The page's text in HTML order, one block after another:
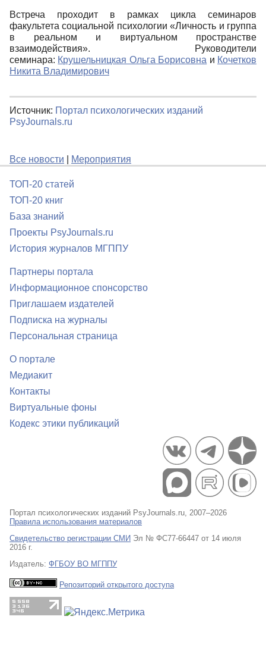
Встреча проходит в рамках цикла семинаров
факультета социальной психологии «Личность и группа
в реальном и виртуальном пространстве
взаимодействия». Руководители
семинара: Крушельницкая Ольга Борисовна и Кочетков
Никита Владимирович
Источник: Портал психологических изданий
PsyJournals.ru
Все новости Мероприятия
ТОП-20 статей
ТОП-20 книг
База знаний
Проекты PsyJournals.ru
История журналов МГППУ
Партнеры портала
Информационное спонсорство
Приглашаем издателей
Подписка на журналы
Персональная страница
О портале
Медиакит
Контакты
Виртуальные фоны
Кодекс этики публикаций
Портал психологических изданий PsyJournals.ru, 2007–2026
Правила использования материалов
Свидетельство регистрации СМИ Эл № ФС77-66447 от 14 июля
2016 г.
Издатель: ФГБОУ ВО МГППУ
Репозиторий открытого доступа